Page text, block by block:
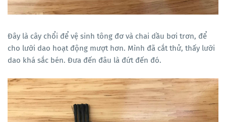
Đây là cây chổi để vệ sinh tông đơ và chai dầu bơi trơn, để
cho lưỡi dao hoạt động mượt hơn. Mình đã cắt thử, thấy lưỡi
dao khá sắc bén. Đưa đến đâu là đứt đến đó.